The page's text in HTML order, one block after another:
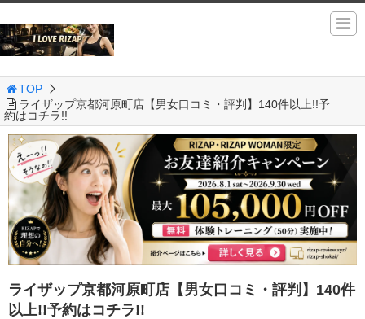
TOP
ライザップ京都河原町店【男女口コミ・評判】140件以上!!予
約はコチラ!!
ライザップ京都河原町店【男女口コミ・評判】140件
以上!!予約はコチラ!!